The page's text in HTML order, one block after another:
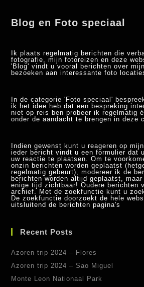
Blog en Foto speciaal
Ik plaats regelmatig berichten die
fotografie, mijn fotoreizen en deze
'Blog' vindt u vooral berichten over
bezoeken aan interessante foto
In de categorie 'Foto speciaal'
ik het idee heb dat een bespreking
niet op reis ben probeer ik regelmatig
onder de aandacht te brengen in deze
Indien gewenst kunt u reageren op
ieder bericht vindt u een formulier dat
uw reactie te plaatsen. Om te
onzin berichten worden geplaatst
regelmatig gebeurt), modereer ik de
berichten worden altijd geplaatst,
enige tijd zichtbaar! Oudere berichten
archief. Met de zoekfunctie kunt u
De zoekfunctie doorzoekt de hele
uitsluitend de berichten pagina's
Recent Posts
Azoren trip 2024 – Flores
Azoren trip 2024 – Sao Miguel
Monte Leon Nationaal Park